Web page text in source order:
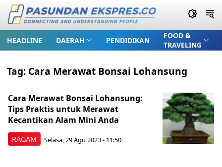
HEADLINE DAERAH PENDIDIKAN
FOOD &
TRAVELING
Tag: Cara Merawat Bonsai Lohansung
RAGAM
Cara Merawat Bonsai Lohansung:
Tips Praktis untuk Merawat
Kecantikan Alam Mini Anda
Selasa, 29 Agu 2023 - 11:50